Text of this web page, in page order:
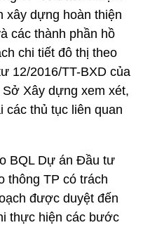
xây dựng hoàn thiện
các thành phần hồ
chi tiết đô thị theo
12/2016/TT-BXD của
Xây dựng xem xét,
các thủ tục liên quan
BQL Dự án Đầu tư
thông TP có trách
được duyệt đến
thực hiện các bước